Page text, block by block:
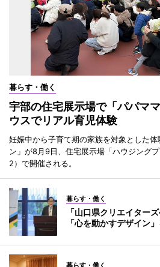
暮らす・働く
宇部の住宅展示場で「パパマ
ウスでリアル育児体験
妊娠中から子育て期の家族を対象とした
ン」が8月9日、住宅展示場「ハウジング
2）で開催される。
暮らす・働く
「山口県クリエイター
「心を動かすデザイン
暮らす・働く